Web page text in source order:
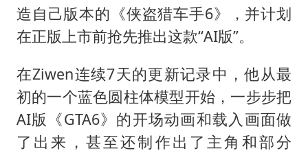
造自己版本的《侠盗猎车手6》，并计划
在正版上市前抢先推出这款“AI版”。
在Ziwen连续7天的更新记录中，他从最
初的一个蓝色圆柱体模型开始，一步步把
AI版《GTA6》的开场动画和载入画面做
了出来，甚至还制作出了主角和部分